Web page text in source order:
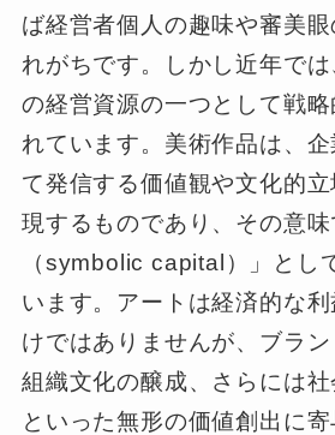
ば経営者個人の趣味や審美
れがちです。しかし近年で
の経営資源の一つとして戦
れています。美術作品は、
て発信する価値観や文化的
現するものであり、その意
（symbolic capital）」とし
います。アートは経済的な
けではありませんが、ブラ
組織文化の醸成、さらには
といった無形の価値創出に